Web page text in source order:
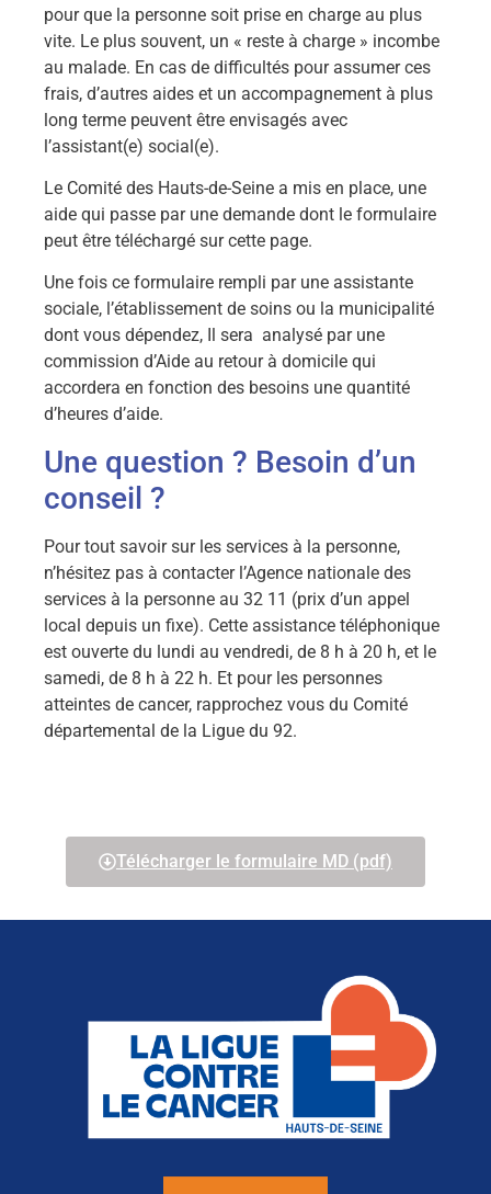
pour que la personne soit prise en charge au plus
vite. Le plus souvent, un « reste à charge » incombe
au malade. En cas de difficultés pour assumer ces
frais, d’autres aides et un accompagnement à plus
long terme peuvent être envisagés avec
l’assistant(e) social(e).
Le Comité des Hauts-de-Seine a mis en place, une
aide qui passe par une demande dont le formulaire
peut être téléchargé sur cette page.
Une fois ce formulaire rempli par une assistante
sociale, l’établissement de soins ou la municipalité
dont vous dépendez, Il sera analysé par une
commission d’Aide au retour à domicile qui
accordera en fonction des besoins une quantité
d’heures d’aide.
Une question ? Besoin d’un
conseil ?
Pour tout savoir sur les services à la personne,
n’hésitez pas à contacter l’Agence nationale des
services à la personne au 32 11 (prix d’un appel
local depuis un fixe). Cette assistance téléphonique
est ouverte du lundi au vendredi, de 8 h à 20 h, et le
samedi, de 8 h à 22 h. Et pour les personnes
atteintes de cancer, rapprochez vous du Comité
départemental de la Ligue du 92.
Télécharger le formulaire MD (pdf)